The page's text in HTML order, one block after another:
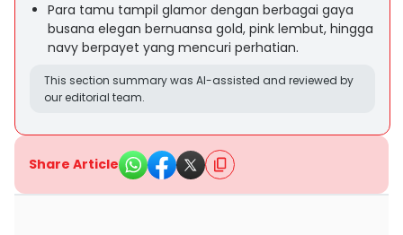
Para tamu tampil glamor dengan berbagai gaya
busana elegan bernuansa gold, pink lembut, hingga
navy berpayet yang mencuri perhatian.
This section summary was AI-assisted and reviewed by
our editorial team.
Share Article